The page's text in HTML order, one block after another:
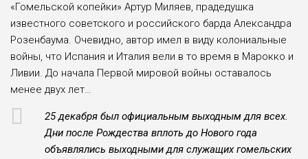
«Гомельской копейки» Артур Миляев, прадедушка
известного советского и российского барда Александра
Розенбаума. Очевидно, автор имел в виду колониальные
войны, что Испания и Италия вели в то время в Марокко и
Ливии. До начала Первой мировой войны оставалось
менее двух лет…
25 декабря был официальным выходным для всех.
Дни после Рождества вплоть до Нового года
объявлялись выходными для служащих гомельских